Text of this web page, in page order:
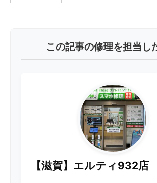
この記事の修理を担当し
【滋賀】エルティ932店